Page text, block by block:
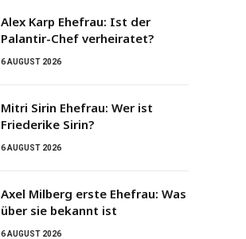
Alex Karp Ehefrau: Ist der
Palantir-Chef verheiratet?
6 AUGUST 2026
Mitri Sirin Ehefrau: Wer ist
Friederike Sirin?
6 AUGUST 2026
Axel Milberg erste Ehefrau: Was
über sie bekannt ist
6 AUGUST 2026